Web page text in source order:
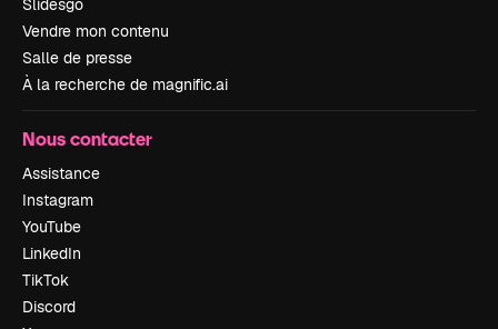
Slidesgo
Vendre mon contenu
Salle de presse
À la recherche de magnific.ai
Nous contacter
Assistance
Instagram
YouTube
LinkedIn
TikTok
Discord